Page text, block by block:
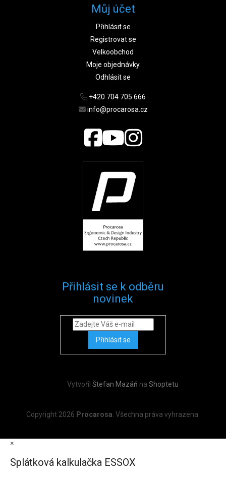
Můj účet
Přihlásit se
Registrovat se
Velkoobchod
Moje objednávky
Odhlásit se
+420 704 705 666
info@procarosa.cz
Přihlásit se k odběru
novinek
Přihlásit se
Vytvořil Štefan Mazáň na Shoptetu
Copyright 2026 Procarosa. Všechna práva vyhrazena.
×
Splátková kalkulačka ESSOX